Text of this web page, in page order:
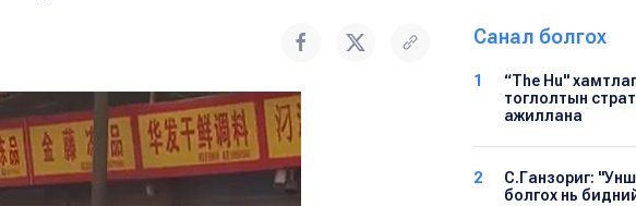
Санал болгох
1
“The Hu"
тоглолтын
ажиллана
2
С.Ганзориг:
болгох нь